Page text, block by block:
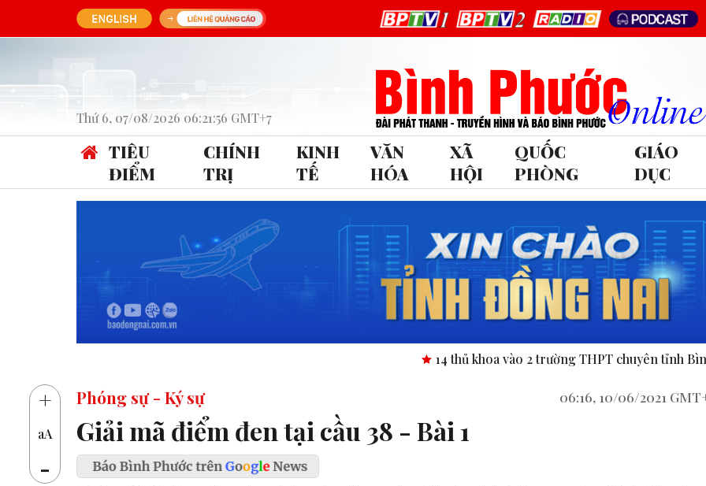
Thứ 6, 07/08/2026 06:21:56 GMT+7
TIÊU
ĐIỂM
CHÍNH
TRỊ
KINH
TẾ
VĂN
HÓA
XÃ
HỘI
QUỐC
PHÒNG
GIÁO
DỤC
14 thủ khoa vào 2 trường THPT chuyên tỉnh Bình Phước. Công
+
aA
-
Phóng sự - Ký sự 06:16, 10/06/2021
Giải mã điểm đen tại cầu 38 - Bài 1